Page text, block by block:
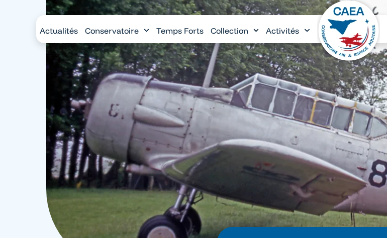
Panneau de gestion des cookies
Actualités Conservatoire Temps Forts Collection Activités